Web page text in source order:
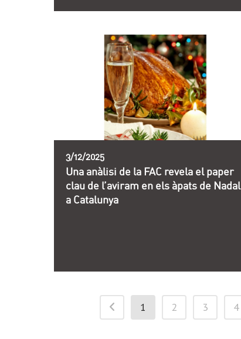
3/12/2025
Una anàlisi de la FAC revela el paper
clau de l’aviram en els àpats de Nadal
a Catalunya
1 2 3 4